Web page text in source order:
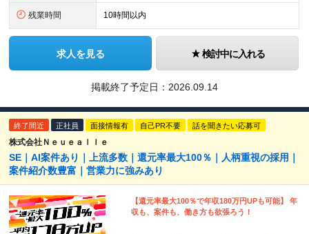
残業時間 10時間以内
求人を見る 検討中に入れる
掲載終了予定日： 2026.09.14
終了間近 正社員 面接情報有 自己PR不要 話を聞きたい応募可
株式会社Ｎｅｕｅａｌｌｅ
SE｜AI案件あり｜上流多数｜還元率最大100％｜人柄重視の採用｜
案件紹介数豊富｜営業力に強みあり
【還元率最大100％で年収180万円UPも可能】 年
収も、案件も、働き方も欲張ろう！